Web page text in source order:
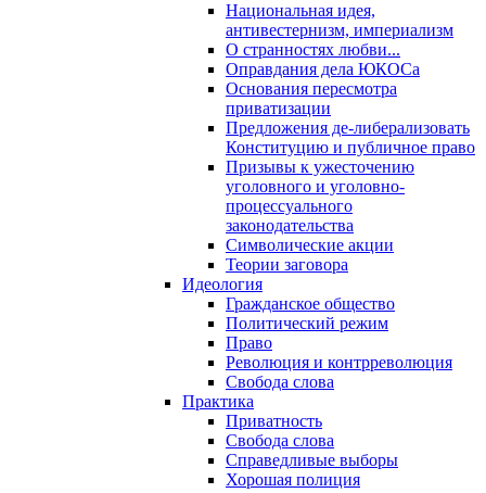
Национальная идея,
антивестернизм, империализм
О странностях любви...
Оправдания дела ЮКОСа
Основания пересмотра
приватизации
Предложения де-либерализовать
Конституцию и публичное право
Призывы к ужесточению
уголовного и уголовно-
процессуального
законодательства
Символические акции
Теории заговора
Идеология
Гражданское общество
Политический режим
Право
Революция и контрреволюция
Свобода слова
Практика
Приватность
Свобода слова
Справедливые выборы
Хорошая полиция